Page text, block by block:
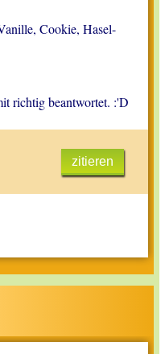
Cookie, Hasel-
richtig beantwortet. :'D
zitieren